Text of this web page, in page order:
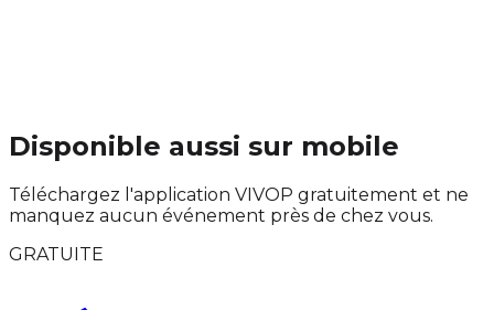
Disponible aussi sur mobile
Téléchargez l'application VIVOP gratuitement et ne
manquez aucun événement près de chez vous.
GRATUITE